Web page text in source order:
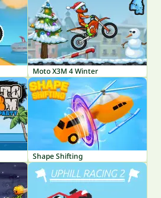
Moto X3M 4 Winter
Shape Shifting